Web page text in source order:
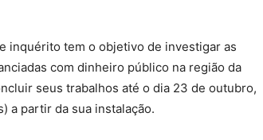
inquérito tem o objetivo de investigar as
com dinheiro público na região da
seus trabalhos até o dia 23 de outubro,
a partir da sua instalação.